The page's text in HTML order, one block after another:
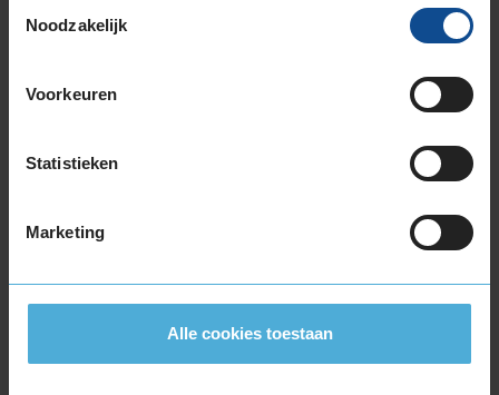
Noodzakelijk
Voorkeuren
Statistieken
Marketing
Alle cookies toestaan